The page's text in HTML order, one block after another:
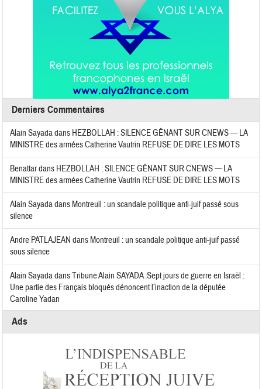
Derniers Commentaires
Alain Sayadadans HEZBOLLAH : SILENCE GÊNANT SUR CNEWS — LA
MINISTRE des armées Catherine Vautrin REFUSE DE DIRE LES MOTS
Benattardans HEZBOLLAH : SILENCE GÊNANT SUR CNEWS — LA
MINISTRE des armées Catherine Vautrin REFUSE DE DIRE LES MOTS
Alain Sayadadans Montreuil : un scandale politique anti-juif passé sous
silence
Andre PATLAJEAN dans Montreuil : un scandale politique anti-juif passé
sous silence
Alain SayadadansTribune Alain SAYADA :Sept jours de guerre en Israël :
Une partie des Français bloqués dénoncent l’inaction de la députée
Caroline Yadan
Ads